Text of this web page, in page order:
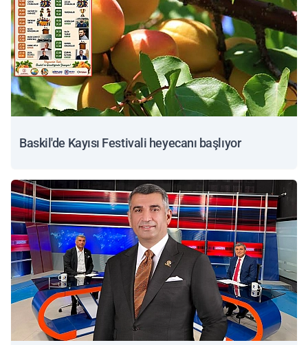
Baskil'de Kayısı Festivali heyecanı başlıyor